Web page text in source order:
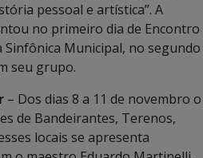
pessoal e artística”. A
no primeiro dia de Encontro
Municipal, no segundo
seu grupo.
– Dos dias 8 a 11 de novembro o
de Bandeirantes, Terenos,
locais se apresenta